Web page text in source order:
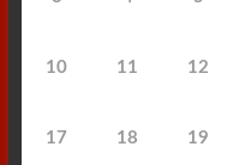
10 11 12
17 18 19